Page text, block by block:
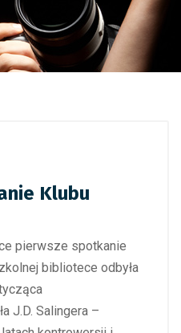
Klubu
pierwsze spotkanie
bibliotece odbyła
J.D. Salingera –